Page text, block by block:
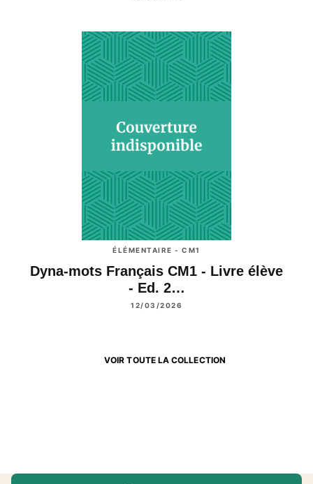
ÉLÉMENTAIRE - CM1
Dyna-mots Français CM1 - Livre élève
- Ed. 2…
12/03/2026
VOIR TOUTE LA COLLECTION